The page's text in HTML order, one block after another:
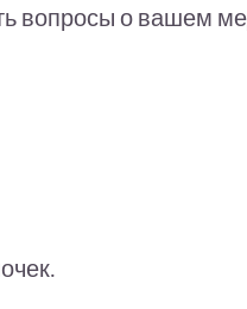
вопросы о вашем